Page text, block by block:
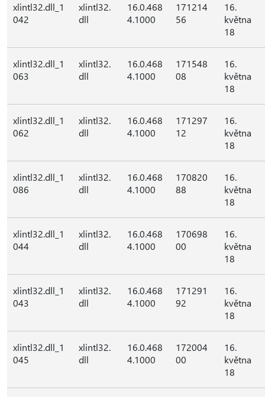
xlintl32.dll_1
042
xlintl32.
dll
16.0.468
4.1000
171214
56
16.
května
18
xlintl32.dll_1
063
xlintl32.
dll
16.0.468
4.1000
171548
08
16.
května
18
xlintl32.dll_1
062
xlintl32.
dll
16.0.468
4.1000
171297
12
16.
května
18
xlintl32.dll_1
086
xlintl32.
dll
16.0.468
4.1000
170820
88
16.
května
18
xlintl32.dll_1
044
xlintl32.
dll
16.0.468
4.1000
170698
00
16.
května
18
xlintl32.dll_1
043
xlintl32.
dll
16.0.468
4.1000
171291
92
16.
května
18
xlintl32.dll_1
045
xlintl32.
dll
16.0.468
4.1000
172004
00
16.
května
18